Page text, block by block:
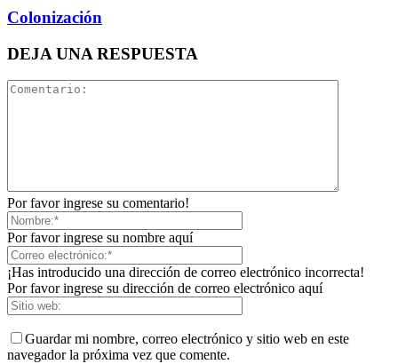
Colonización
DEJA UNA RESPUESTA
Por favor ingrese su comentario!
Por favor ingrese su nombre aquí
¡Has introducido una dirección de correo electrónico incorrecta!
Por favor ingrese su dirección de correo electrónico aquí
Guardar mi nombre, correo electrónico y sitio web en este
navegador la próxima vez que comente.